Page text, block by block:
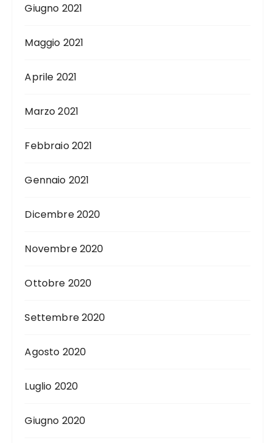
Giugno 2021
Maggio 2021
Aprile 2021
Marzo 2021
Febbraio 2021
Gennaio 2021
Dicembre 2020
Novembre 2020
Ottobre 2020
Settembre 2020
Agosto 2020
Luglio 2020
Giugno 2020